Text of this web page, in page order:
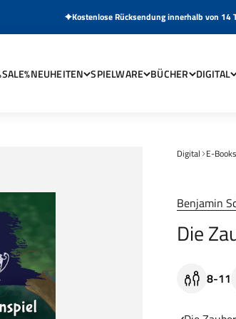
Kostenlose Rücksendung innerhalb von 14
NEUHEITEN SPIELWARE BÜCHER DIGITAL
Digital E-Books
Benjamin
Die
8-11